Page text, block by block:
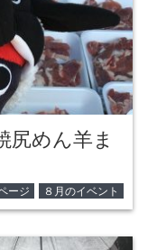
尻めん羊ま
ージ ８月のイベント